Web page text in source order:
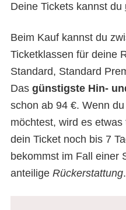
Deine Tickets kannst du
Beim Kauf kannst du
Ticketklassen für deine
Standard, Standard
Das günstigste Hin-
schon ab 94 €. Wenn
möchtest, wird es
dein Ticket noch bis 7
bekommst im Fall einer
anteilige Rückerstattung.